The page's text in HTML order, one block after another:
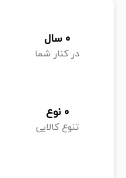
در کنار شما
0 سال
تنوع کالایی
0 نوع